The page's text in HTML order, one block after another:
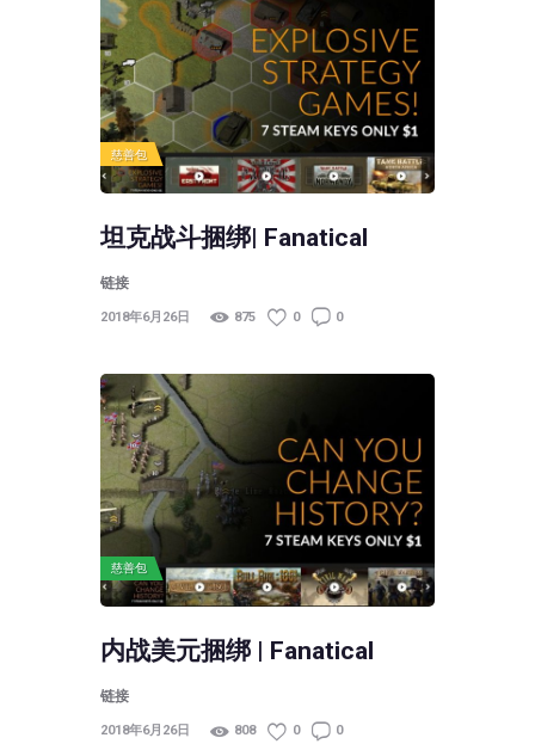
慈善包
坦克战斗捆绑| Fanatical
链接
2018年6月26日 875 0 0
慈善包
内战美元捆绑 | Fanatical
链接
2018年6月26日 808 0 0